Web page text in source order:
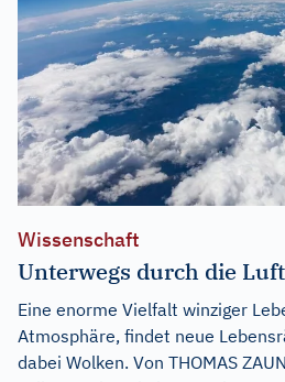
Wissenschaft
Unterwegs durch die
Eine enorme Vielfalt winziger
Atmosphäre, findet neue
dabei Wolken. Von THOMAS